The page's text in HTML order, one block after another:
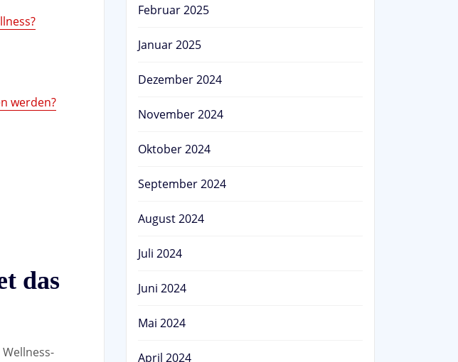
werden?
das
Februar 2025
Januar 2025
Dezember 2024
November 2024
Oktober 2024
September 2024
August 2024
Juli 2024
Juni 2024
Mai 2024
April 2024